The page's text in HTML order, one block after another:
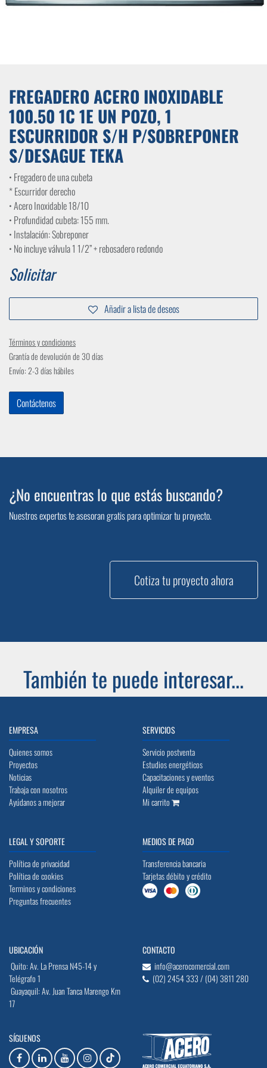
FREGADERO ACERO INOXIDABLE
100.50 1C 1E UN POZO, 1
ESCURRIDOR S/H P/SOBREPONER
S/DESAGUE TEKA
• Fregadero de una cubeta
* Escurridor derecho
• Acero Inoxidable 18/10
• Profundidad cubeta: 155 mm.
• Instalación: Sobreponer
• No incluye válvula 1 1/2’’ + rebosadero redondo
Solicitar
Añadir a lista de deseos
Términos y condiciones
Grantía de devolución de 30 días
Envío: 2-3 días hábiles
Contáctenos
¿No encuentras lo que estás buscando?
Nuestros expertos te asesoran gratis para optimizar tu proyecto.
Cotiza tu proyecto ahora
También te puede interesar...
EMPRESA
Quienes somos
Proyectos
Noticias
Trabaja con nosotros
Ayúdanos a mejorar
SERVICIOS
Servicio postventa
Estudios energéticos
Capacitaciones y eventos
Alquiler de equipos
Mi carrito
LEGAL Y SOPORTE
Política de privacidad
Política de cookies
Terminos y condiciones
Preguntas frecuentes
MEDIOS DE PAGO
Transferencia bancaria
Tarjetas débito y crédito
UBICACIÓN
Quito: Av. La Prensa N45-14 y
Telégrafo 1
Guayaquil: Av. Juan Tanca Marengo Km
17
CONTACTO
info@acerocomercial.com
(02) 2454 333 / (04) 3811 280
SÍGUENOS